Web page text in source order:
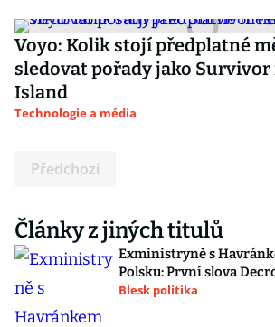
Voyo: Kolik stojí předplatné
sledovat pořady jako Survivor
Island
Technologie a média
Předchozí
Články z jiných titulů
Exministryně s
Polsku: První slova
Blesk politika